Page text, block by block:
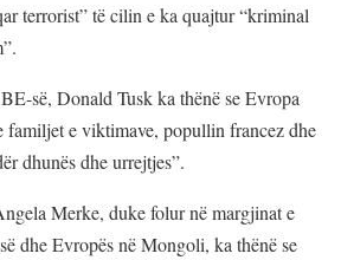
terrorist” të cilin e ka quajtur “kriminal
së, Donald Tusk ka thënë se Evropa
familjet e viktimave, popullin francez dhe
dhunës dhe urrejtjes”.
Merke, duke folur në margjinat e
dhe Evropës në Mongoli, ka thënë se